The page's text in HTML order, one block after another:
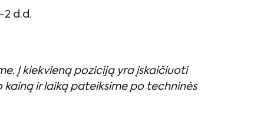
2 d.d.
Įkiekvieną poziciją yra įskaičiuoti
kainą ir laiką pateiksime po techninės